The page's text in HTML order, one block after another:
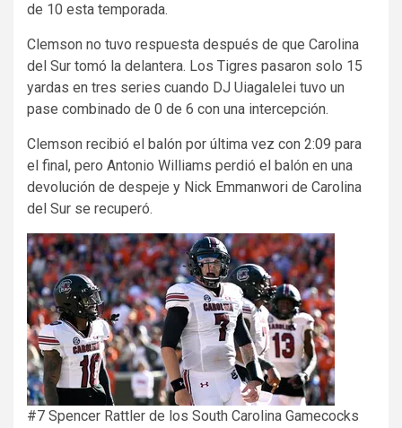
de 10 esta temporada.
Clemson no tuvo respuesta después de que Carolina
del Sur tomó la delantera. Los Tigres pasaron solo 15
yardas en tres series cuando DJ Uiagalelei tuvo un
pase combinado de 0 de 6 con una intercepción.
Clemson recibió el balón por última vez con 2:09 para
el final, pero Antonio Williams perdió el balón en una
devolución de despeje y Nick Emmanwori de Carolina
del Sur se recuperó.
#7 Spencer Rattler de los South Carolina Gamecocks